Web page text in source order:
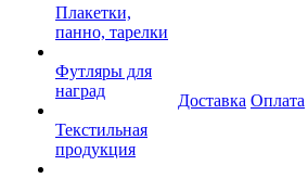
Плакетки,
панно, тарелки
Футляры для
наград
Текстильная
продукция
Доставка Оплата